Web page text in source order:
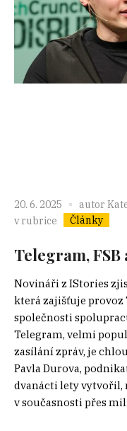
20. 6. 2025 autor
v rubrice
Články
Telegram,
Novináři z IStories
která zajišťuje provoz
společnosti
Telegram, velmi
zasílání zpráv, je
Pavla Durova,
dvanácti lety vytvořil,
v současnosti přes